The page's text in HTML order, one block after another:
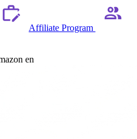
Affiliate Program
en